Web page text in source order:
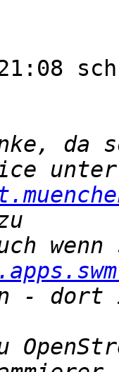
21:08
da
- dort